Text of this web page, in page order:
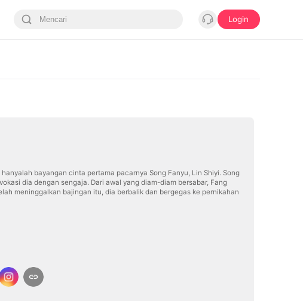
Login
bayangan cinta pertama pacarnya Song Fanyu, Lin Shiyi. Song
dia dengan sengaja. Dari awal yang diam-diam bersabar, Fang
meninggalkan bajingan itu, dia berbalik dan bergegas ke pernikahan